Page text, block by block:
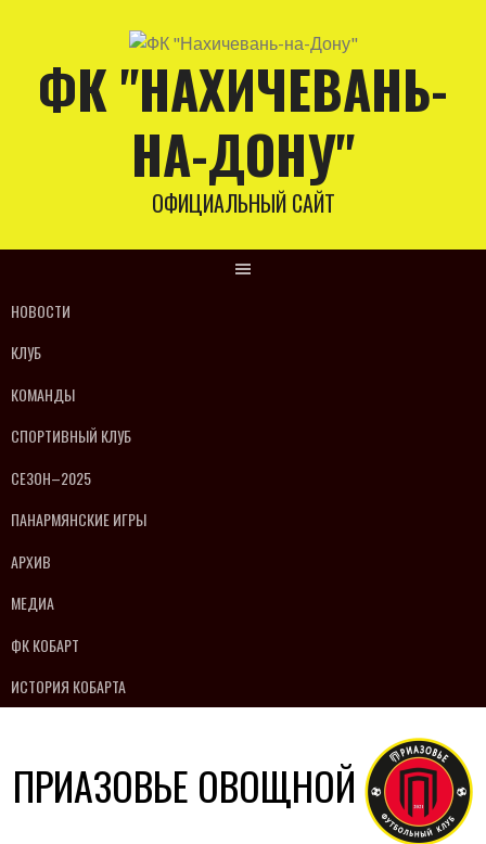
contentФК "НАХИЧЕВАНЬ-
НА-ДОНУ"
ОФИЦИАЛЬНЫЙ САЙТ
НОВОСТИ
КЛУБ
КОМАНДЫ
СПОРТИВНЫЙ КЛУБ
СЕЗОН–2025
ПАНАРМЯНСКИЕ ИГРЫ
АРХИВ
МЕДИА
ФК КОБАРТ
ИСТОРИЯ КОБАРТА
ПРИАЗОВЬЕ ОВОЩНОЙ